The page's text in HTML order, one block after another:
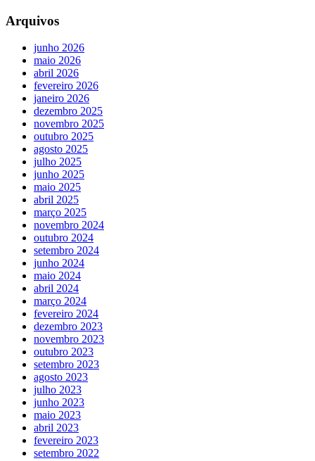
Arquivos
junho 2026
maio 2026
abril 2026
fevereiro 2026
janeiro 2026
dezembro 2025
novembro 2025
outubro 2025
agosto 2025
julho 2025
junho 2025
maio 2025
abril 2025
março 2025
novembro 2024
outubro 2024
setembro 2024
junho 2024
maio 2024
abril 2024
março 2024
fevereiro 2024
dezembro 2023
novembro 2023
outubro 2023
setembro 2023
agosto 2023
julho 2023
junho 2023
maio 2023
abril 2023
fevereiro 2023
setembro 2022